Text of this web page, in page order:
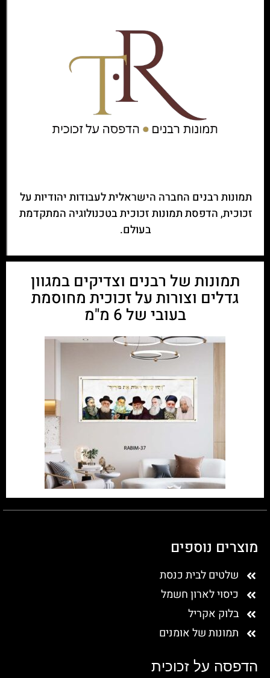
תמונות רבנים החברה הישראלית לעבודות יהודיות על
זכוכית, הדפסת תמונות זכוכית בטכנולוגיה המתקדמת
בעולם.
תמונות של רבנים וצדיקים במגוון
גדלים וצורות על זכוכית מחוסמת
בעובי של 6 מ"מ
הדפסה על זכוכית
מוצרים נוספים
שלטים לבית כנסת
כיסוי לארון חשמל
בלוק אקריל
תמונות של אומנים